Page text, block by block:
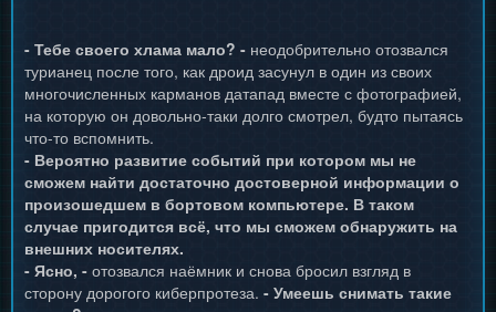
- Тебе своего хлама мало? - неодобрительно отозвался
турианец после того, как дроид засунул в один из своих
многочисленных карманов датапад вместе с фотографией,
на которую он довольно-таки долго смотрел, будто пытаясь
что-то вспомнить.
- Вероятно развитие событий при котором мы не
сможем найти достаточно достоверной информации о
произошедшем в бортовом компьютере. В таком
случае пригодится всё, что мы сможем обнаружить на
внешних носителях.
- Ясно, - отозвался наёмник и снова бросил взгляд в
сторону дорогого киберпротеза. - Умеешь снимать такие